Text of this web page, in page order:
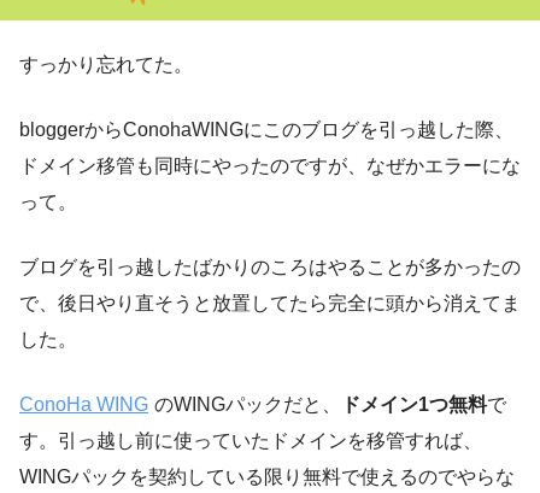
すっかり忘れてた。
bloggerからConohaWINGにこのブログを引っ越した際、
ドメイン移管も同時にやったのですが、なぜかエラーにな
って。
ブログを引っ越したばかりのころはやることが多かったの
で、後日やり直そうと放置してたら完全に頭から消えてま
した。
ConoHa WING のWINGパックだと、 ドメイン1つ無料で
す。引っ越し前に使っていたドメインを移管すれば、
WINGパックを契約している限り無料で使えるのでやらな